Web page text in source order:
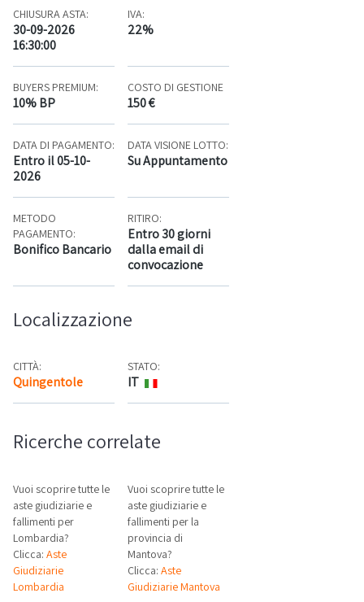
CHIUSURA ASTA:
30-09-2026
16:30:00
IVA:
22%
BUYERS PREMIUM:
10% BP
COSTO DI GESTIONE
150 €
DATA DI PAGAMENTO:
Entro il 05-10-
2026
DATA VISIONE LOTTO:
Su Appuntamento
METODO
PAGAMENTO:
Bonifico Bancario
RITIRO:
Entro 30 giorni
dalla email di
convocazione
Localizzazione
CITTÀ:
Quingentole Mappa
STATO:
IT
Ricerche correlate
Vuoi scoprire tutte le
aste giudiziarie e
fallimenti per
Lombardia?
Clicca: Aste
Giudiziarie
Lombardia
Vuoi scoprire tutte le
aste giudiziarie e
fallimenti per la
provincia di
Mantova?
Clicca:Aste
Giudiziarie Mantova